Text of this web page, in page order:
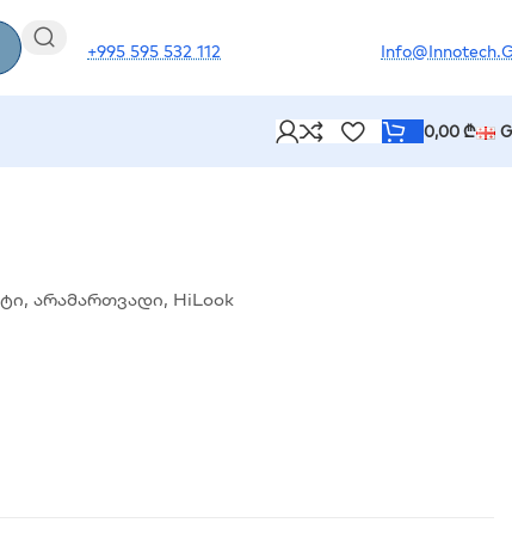
+995 595 532 112
0,00₾
არამართვადი, HiLook